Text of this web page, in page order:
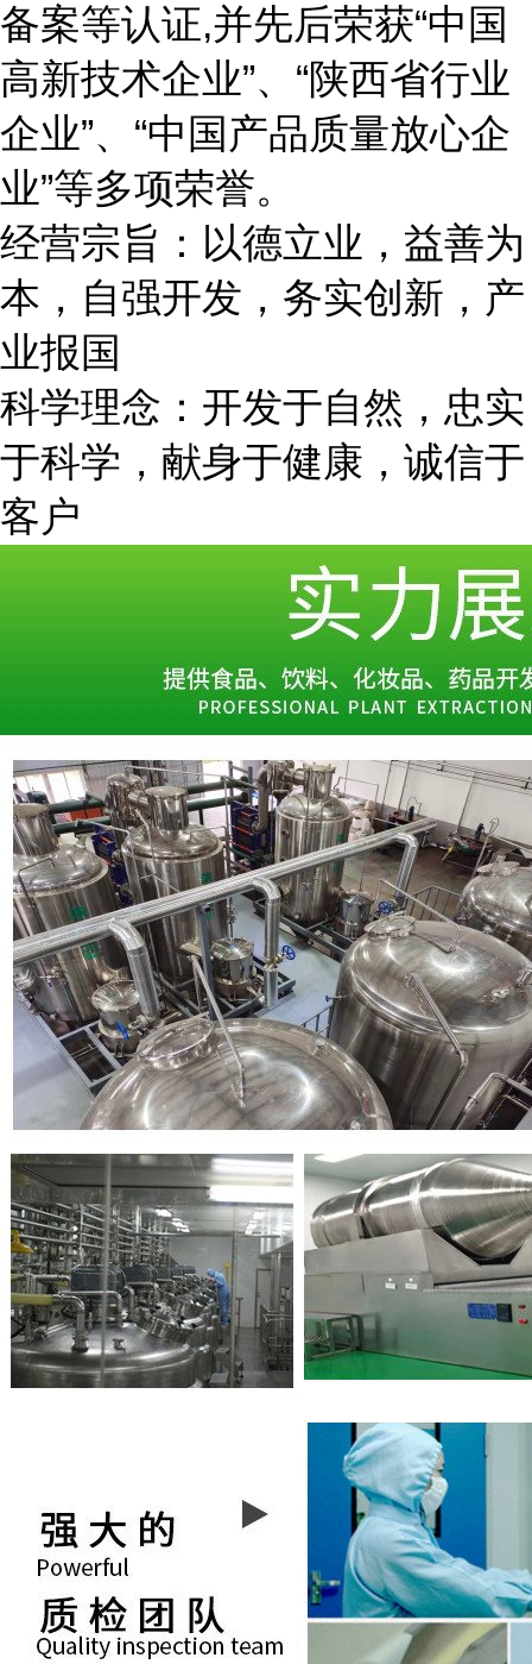
备案等认证,并先后荣获“中国
高新技术企业”、“陕西省行业
企业”、“中国产品质量放心企
业”等多项荣誉。
经营宗旨：以德立业，益善为
本，自强开发，务实创新，产
业报国
科学理念：开发于自然，忠实
于科学，献身于健康，诚信于
客户